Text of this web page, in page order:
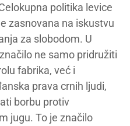
politika levice
zasnovana na iskustvu
za slobodom. U
ne samo pridružiti
fabrika, već i
prava crnih ljudi,
borbu protiv
jugu. To je značilo